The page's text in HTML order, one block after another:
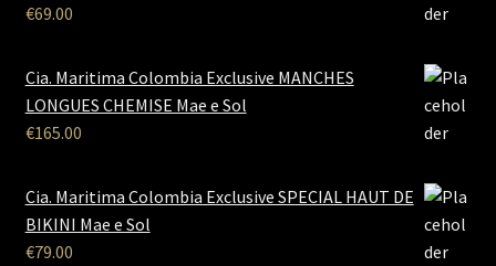
€69.00
Cia. Maritima Colombia Exclusive MANCHES
LONGUES CHEMISE Mae e Sol
€165.00
Cia. Maritima Colombia Exclusive SPECIAL HAUT DE
BIKINI Mae e Sol
€79.00